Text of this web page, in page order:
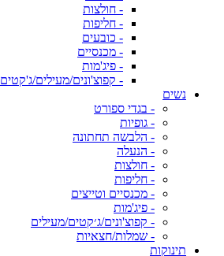
- חולצות
- חליפות
- כובעים
- מכנסיים
- פיג'מות
- קפוצ'ונים/מעילים/ג'קטים
נשים
- בגדי ספורט
- גופיות
- הלבשה תחתונה
- הנעלה
- חולצות
- חליפות
- מכנסיים וטייצים
- פיג'מות
- קפוצ'ונים/ג׳קטים/מעילים
- שמלות/חצאיות
תינוקות